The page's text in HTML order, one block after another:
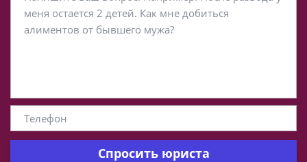
Спросить юриста